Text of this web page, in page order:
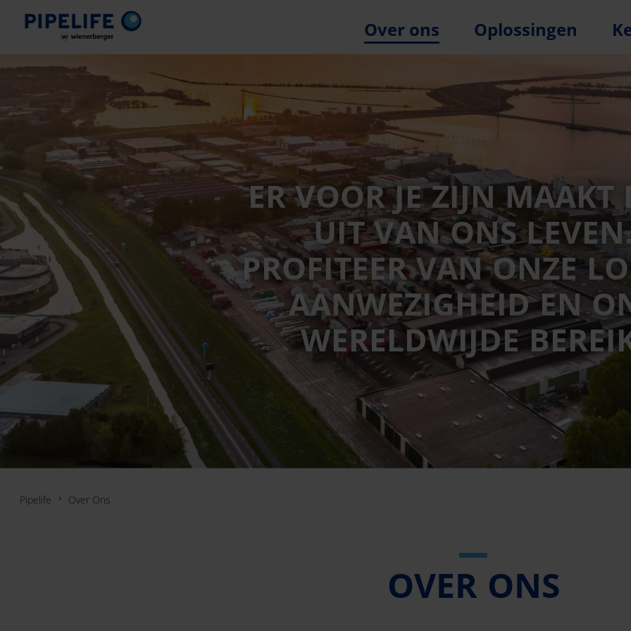
Over ons Oplossingen
ER VOOR JE ZIJN MAAKT
UIT VAN ONS
PROFITEER VAN ONZE
AANWEZIGHEID EN
WERELDWIJDE
Pipelife Over Ons
OVER ONS